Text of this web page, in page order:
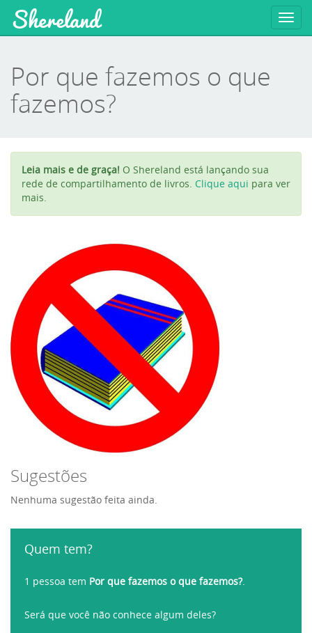
Shereland
Por que fazemos o que
fazemos?
Leia mais e de graça! O Shereland está lançando sua
rede de compartilhamento de livros. Clique aqui para ver
mais.
Sugestões
Nenhuma sugestão feita ainda.
Quem tem?
1 pessoa tem Por que fazemos o que fazemos?.
Será que você não conhece algum deles?